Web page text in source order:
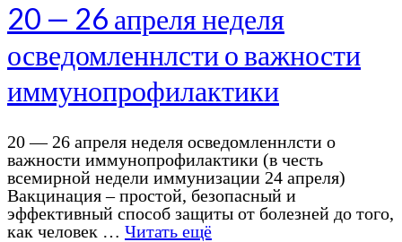
20 — 26 апреля неделя
осведомленнлсти о важности
иммунопрофилактики
20 — 26 апреля неделя осведомленнлсти о
важности иммунопрофилактики (в честь
всемирной недели иммунизации 24 апреля)
Вакцинация – простой, безопасный и
эффективный способ защиты от болезней до того,
как человек … Читать ещё